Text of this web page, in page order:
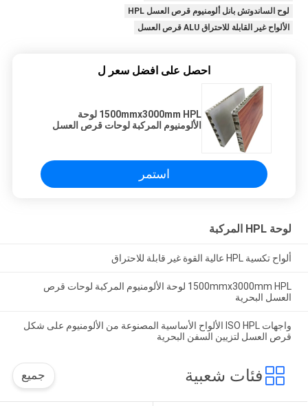
لوح الساندوتش بانل ألومنيوم قرص العسل HPL
الألواح غير القابلة للاحتراق ALU قرص العسل
احصل على افضل سعر ل
1500mmx3000mm HPL لوحة
الألومنيوم المركبة لوحات قرص العسل
استمر
لوحة HPL المركبة
ألواح تكسية HPL عالية القوة غير قابلة للاحتراق
1500mmx3000mm HPL لوحة الألومنيوم المركبة لوحات قرص
العسل البحرية
واجهات ISO HPL الألواح الأساسية المصنوعة من الألومنيوم على شكل
قرص العسل لتزيين السفن البحرية
فئات شعبية جميع